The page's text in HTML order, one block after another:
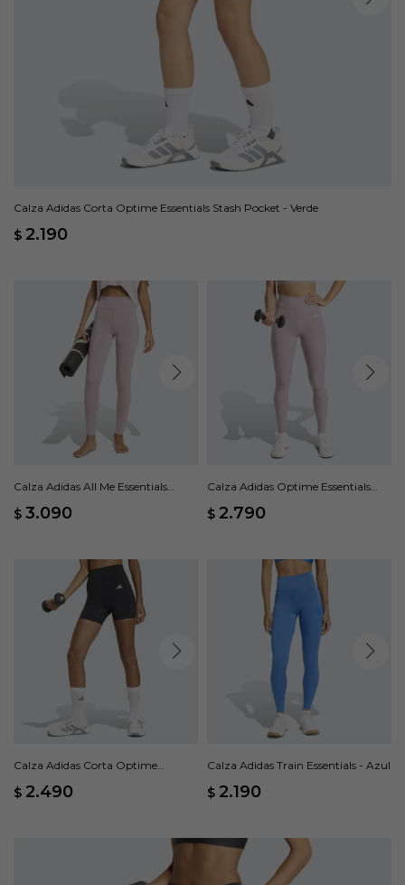
Calza Adidas Corta Optime Essentials Stash Pocket - Verde
$ 2.190
Calza Adidas All Me Essentials
$ 3.090
Calza Adidas Optime Essentials
$ 2.790
Calza Adidas Corta Optime
$ 2.490
Calza Adidas Train Essentials - Azul
$ 2.190